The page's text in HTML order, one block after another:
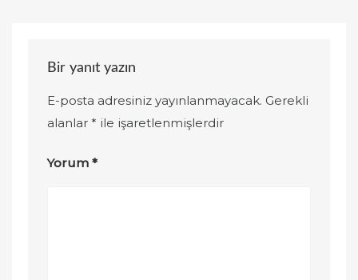
Bir yanıt yazın
E-posta adresiniz yayınlanmayacak. Gerekli
alanlar* ile işaretlenmişlerdir
Yorum*